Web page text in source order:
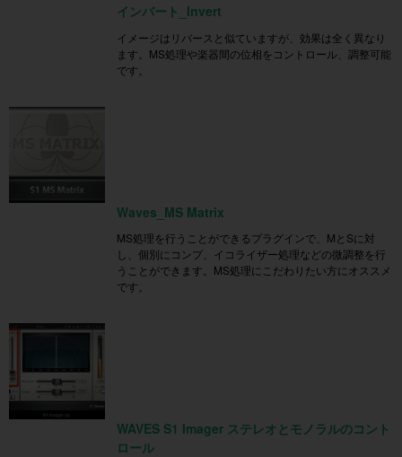
インバート_Invert
イメージはリバースと似ていますが、効果は全く異なり
ます。MS処理や楽器間の位相をコントロール、調整可能
です。
Waves_MS Matrix
MS処理を行うことができるプラグインで、MとSに対
し、個別にコンプ、イコライザー処理などの微調整を行
うことができます。MS処理にこだわりたい方にオススメ
です。
WAVES S1 Imager ステレオとモノラルのコント
ロール